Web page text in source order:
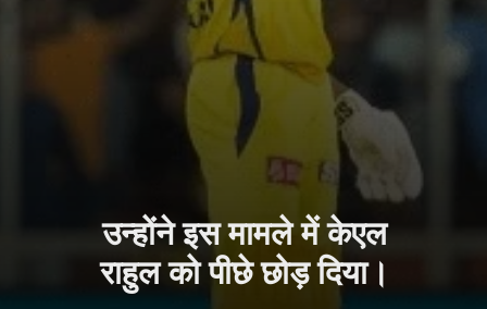
उन्होंने इस मामले में केएल
राहुल को पीछे छोड़ दिया।